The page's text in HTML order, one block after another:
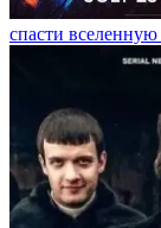
спасти вселенную